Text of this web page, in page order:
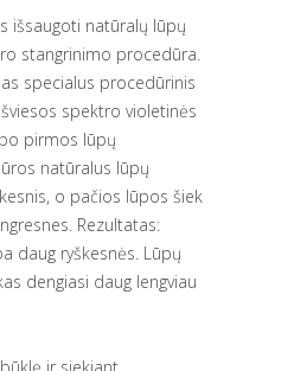
išsaugoti natūralų lūpų
stangrinimo procedūra.
specialus procedūrinis
spektro violetinės
pirmos lūpų
natūralus lūpų
o pačios lūpos šiek
Rezultatas:
daug ryškesnės. Lūpų
dengiasi daug lengviau